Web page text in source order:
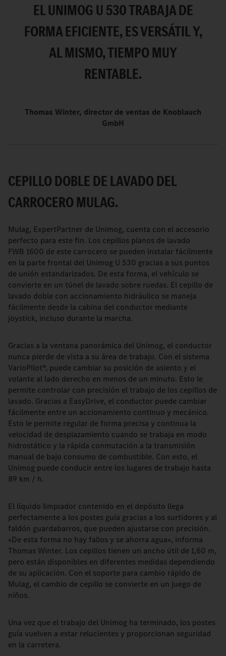
EL UNIMOG U 530 TRABAJA DE
FORMA EFICIENTE, ES VERSÁTIL Y,
AL MISMO, TIEMPO MUY
RENTABLE.
Thomas Winter, director de ventas de Knoblauch
GmbH
CEPILLO DOBLE DE LAVADO DEL
CARROCERO MULAG.
Mulag, ExpertPartner de Unimog, cuenta con el accesorio
perfecto para este fin. Los cepillos planos de lavado
FWB 1600 de este carrocero se pueden instalar fácilmente
en la parte frontal del Unimog U 530 gracias a sus puntos
de unión estandarizados. De esta forma, el vehículo se
convierte en un túnel de lavado sobre ruedas. El cepillo de
lavado doble con accionamiento hidráulico se maneja
fácilmente desde la cabina del conductor mediante
joystick, incluso durante la marcha.
Gracias a la ventana panorámica del Unimog, el conductor
nunca pierde de vista a su área de trabajo. Con el sistema
VarioPilot®, puede cambiar su posición de asiento y el
volante al lado derecho en menos de un minuto. Esto le
permite controlar con precisión el trabajo de los cepillos de
lavado. Gracias a EasyDrive, el conductor puede cambiar
fácilmente entre un accionamiento continuo y mecánico.
Esto le permite regular de forma precisa y continua la
velocidad de desplazamiento cuando se trabaja en modo
hidrostático y la rápida conmutación a la transmisión
manual de bajo consumo de combustible. Con esto, el
Unimog puede conducir entre los lugares de trabajo hasta
89 km / h.
El líquido limpiador contenido en el depósito llega
perfectamente a los postes guía gracias a los surtidores y al
faldón guardabarros, que pueden ajustarse con precisión.
«De esta forma no hay fallos y se ahorra agua», informa
Thomas Winter. Los cepillos tienen un ancho útil de 1,60 m,
pero están disponibles en diferentes medidas dependiendo
de su aplicación. Con el soporte para cambio rápido de
Mulag, el cambio de cepillo se convierte en un juego de
niños.
Una vez que el trabajo del Unimog ha terminado, los postes
guía vuelven a estar relucientes y proporcionan seguridad
en la carretera.